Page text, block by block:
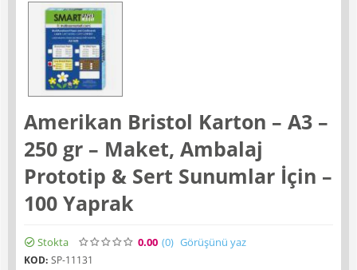
Amerikan Bristol Karton – A3 –
250 gr – Maket, Ambalaj
Prototip & Sert Sunumlar İçin –
100 Yaprak
Stokta 0.00 (0) Görüşünü yaz
KOD: SP-11131